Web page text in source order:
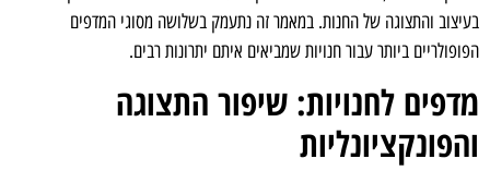
בעיצוב והתצוגה של החנות. במאמר זה נתעמק בשלושה מסוגי המדפים
הפופולריים ביותר עבור חנויות שמביאים איתם יתרונות רבים.
מדפים לחנויות: שיפור התצוגה
והפונקציונליות